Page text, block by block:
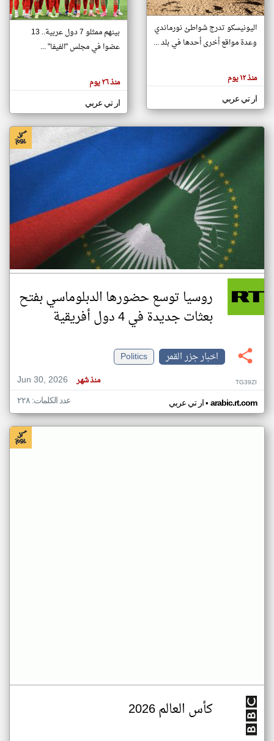
تغيير الدولة
اخبار جزر القمر على مدار الساعة
أهم اخبار جزر القمر العاجلة والمباشرة
هنا عن
وجهة
كاتبيها.
اليونيسكو تدرج شواطئ نورماندي
وعدة مواقع أخرى أحدها في بلد ...
منذ ١٢ يوم
ار تي عربي
بينهم ممثلو 7 دول عربية.. 13
عضوا في مجلس "الفيفا" ...
منذ ٢٦ يوم
ار تي عربي
روسيا توسع حضورها الدبلوماسي بفتح
بعثات جديدة في 4 دول أفريقية
اخبار جزر القمر
Politics
Jun 30, 2026
منذ شهر TG39ZI
ار تي عربي• arabic.rt.com عدد الكلمات: ٢٢٨
كأس العالم 2026
klyoum.com